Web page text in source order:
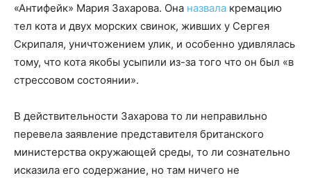
«Антифейк» Мария Захарова. Она назвала кремацию
тел кота и двух морских свинок, живших у Сергея
Скрипаля, уничтожением улик, и особенно удивлялась
тому, что кота якобы усыпили из-за того что он был «в
стрессовом состоянии».
В действительности Захарова то ли неправильно
перевела заявление представителя британского
министерства окружающей среды, то ли сознательно
исказила его содержание, но там ничего не